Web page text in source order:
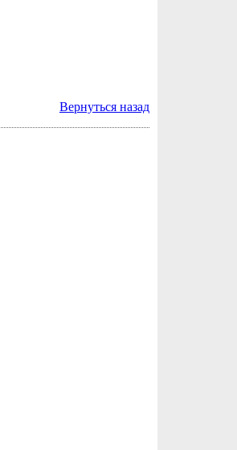
Вернуться назад